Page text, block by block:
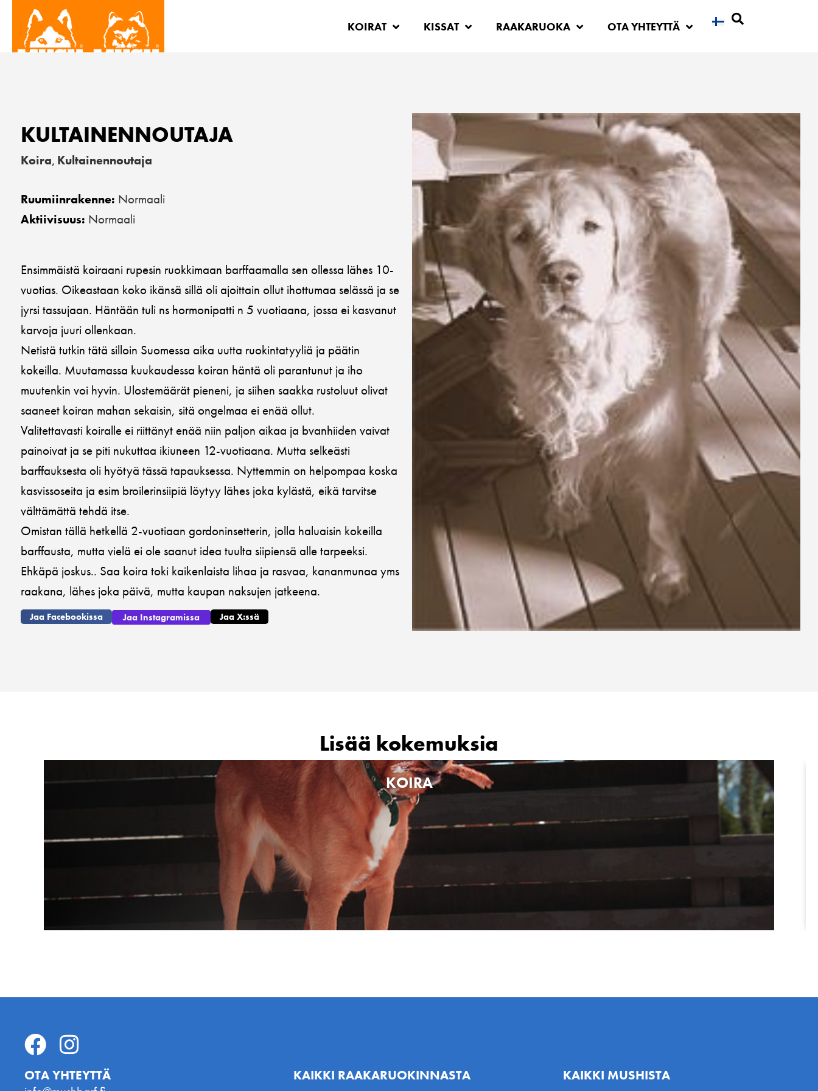
KOIRAT KISSAT RAAKARUOKA OTA YHTEYTTÄ
KULTAINENNOUTAJA
Koira, Kultainennoutaja
Ruumiinrakenne: Normaali
Aktiivisuus: Normaali
Ensimmäistä koiraani rupesin ruokkimaan barffaamalla sen ollessa lähes 10-
vuotias. Oikeastaan koko ikänsä sillä oli ajoittain ollut ihottumaa selässä ja se
jyrsi tassujaan. Häntään tuli ns hormonipatti n 5 vuotiaana, jossa ei kasvanut
karvoja juuri ollenkaan.
Netistä tutkin tätä silloin Suomessa aika uutta ruokintatyyliä ja päätin
kokeilla. Muutamassa kuukaudessa koiran häntä oli parantunut ja iho
muutenkin voi hyvin. Ulostemäärät pieneni, ja siihen saakka rustoluut olivat
saaneet koiran mahan sekaisin, sitä ongelmaa ei enää ollut.
Valitettavasti koiralle ei riittänyt enää niin paljon aikaa ja bvanhiiden vaivat
painoivat ja se piti nukuttaa ikiuneen 12-vuotiaana. Mutta selkeästi
barffauksesta oli hyötyä tässä tapauksessa. Nyttemmin on helpompaa koska
kasvissoseita ja esim broilerinsiipiä löytyy lähes joka kylästä, eikä tarvitse
välttämättä tehdä itse.
Omistan tällä hetkellä 2-vuotiaan gordoninsetterin, jolla haluaisin kokeilla
barffausta, mutta vielä ei ole saanut idea tuulta siipiensä alle tarpeeksi.
Ehkäpä joskus.. Saa koira toki kaikenlaista lihaa ja rasvaa, kananmunaa yms
raakana, lähes joka päivä, mutta kaupan naksujen jatkeena.
Jaa Facebookissa Jaa Instagramissa Jaa X:ssä
Lisää kokemuksia
KOIRA
OTA YHTEYTTÄ
KAIKKI RAAKARUOKINNASTA KAIKKI MUSHISTA